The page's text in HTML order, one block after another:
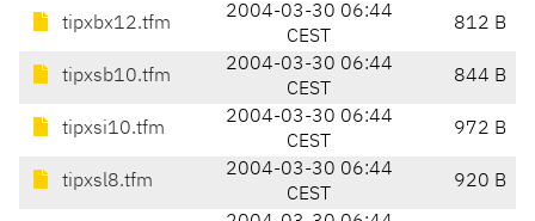
tipxbx12.tfm
2004-03-30 06:44
CEST
812 B
tipxsb10.tfm
2004-03-30 06:44
CEST
844 B
tipxsi10.tfm
2004-03-30 06:44
CEST
972 B
tipxsl8.tfm
2004-03-30 06:44
CEST
920 B